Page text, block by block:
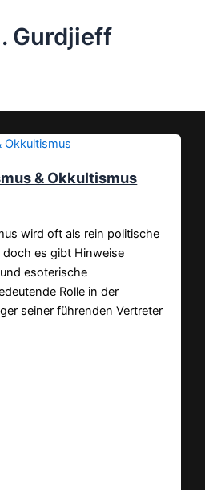
Gurdjieff
& Okkultismus
wird oft als rein politische
es gibt Hinweise
esoterische
Rolle in der
seiner führenden Vertreter